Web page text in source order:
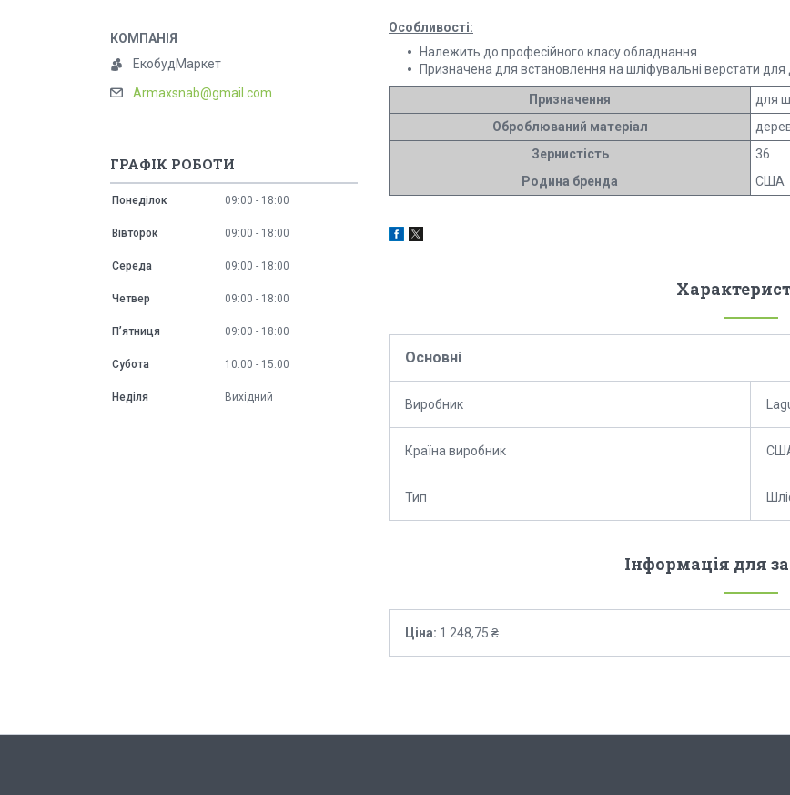
Особливості:
Належить до професійного класу обладнання
Призначена для встановлення на шліфувальні верстати
Призначення
для
Оброблюваний матеріал
Зернистість
36
Родина бренда
США
Основні
Виробник
Країна виробник
Тип
Інформація для
Ціна: 1 248,75 ₴
ЕкобудМаркет
Armaxsnab@gmail.com
ГРАФІК РОБОТИ
Понеділок 09:00 18:00
Вівторок 09:00 18:00
Середа 09:00 18:00
Четвер 09:00 18:00
Пʼятниця 09:00 18:00
Субота 10:00 15:00
Неділя Вихідний